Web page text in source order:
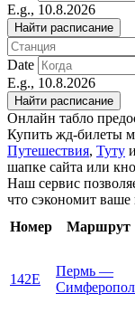
E.g., 10.8.2026
Date
E.g., 10.8.2026
Онлайн табло
Купить жд-билеты
Путешествия, Туту
шапке сайта или
Наш сервис
что сэкономит ваше
Номер
Маршрут
142Е
Пермь —